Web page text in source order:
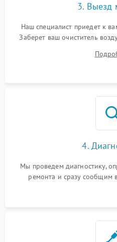
3. Выезд
Наш специалист приедет к
Заберет ваш очиститель
4.
Мы проведем диагностику,
ремонта и сразу сообщим